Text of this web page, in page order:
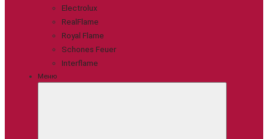
Electrolux
RealFlame
Royal Flame
Schones Feuer
Interflame
Меню